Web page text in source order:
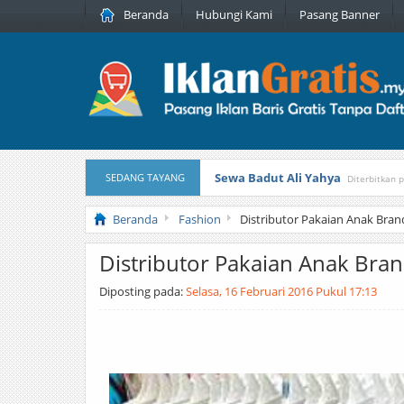
Beranda Hubungi Kami Pasang Banner
SEDANG TAYANG Sewa Badut Ali Yahya Diterbitkan
Honda Brio 1.3 E AT CBU 2012
Beranda Fashion Distributor Pakaian Anak
Distributor Pakaian Anak
Diposting pada:Selasa, 16 Februari 2016 Pukul 17:13